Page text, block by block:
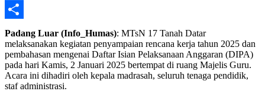
Share
Padang Luar (Info_Humas): MTsN 17 Tanah Datar
melaksanakan kegiatan penyampaian rencana kerja tahun 2025 dan
pembahasan mengenai Daftar Isian Pelaksanaan Anggaran (DIPA)
pada hari Kamis, 2 Januari 2025 bertempat di ruang Majelis Guru.
Acara ini dihadiri oleh kepala madrasah, seluruh tenaga pendidik,
staf administrasi.